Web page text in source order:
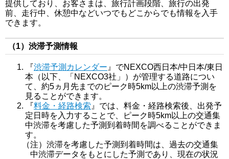
提供しており、お客さまは、旅行計画段階、旅行の出発
前、走行中、休憩中などいつでもどこからでも情報を入手
できます。
（1）渋滞予測情報
『渋滞予測カレンダー 』でNEXCO西日本/中日本/東日
本（以下、「NEXCO3社」）が管理する道路につい
て、約5ヵ月先までのピーク時5km以上の渋滞予測を
見ることができます。
『料金・経路検索 』では、料金・経路検索後、出発予
定日時を入力することで、ピーク時5km以上の交通集
中渋滞を考慮した予測到着時間を調べることができま
す。
（注）渋滞を考慮した予測到着時間は、過去の交通集
中渋滞データをもとにした予測であり、現在の状況